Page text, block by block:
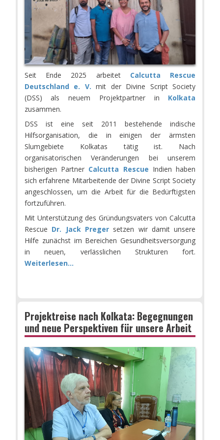
Seit Ende 2025 arbeitet Calcutta Rescue
Deutschland e. V.mit der Divine Script Society
(DSS) als neuem Projektpartner in Kolkata
zusammen.
DSS ist eine seit 2011 bestehende indische
Hilfsorganisation, die in einigen der ärmsten
Slumgebiete Kolkatas tätig ist. Nach
organisatorischen Veränderungen bei unserem
bisherigen Partner Calcutta Rescue Indien haben
sich erfahrene Mitarbeitende der Divine Script Society
angeschlossen, um die Arbeit für die Bedürftigsten
fortzuführen.
Mit Unterstützung des Gründungsvaters von Calcutta
Rescue Dr. Jack Pregersetzen wir damit unsere
Hilfe zunächst im Bereichen Gesundheitsversorgung
in neuen, verlässlichen Strukturen fort.
Weiterlesen...
Projektreise nach Kolkata: Begegnungen
und neue Perspektiven für unsere Arbeit